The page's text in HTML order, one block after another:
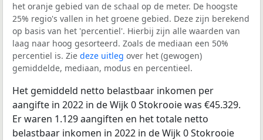
het oranje gebied van de schaal op de meter. De hoogste
25% regio's vallen in het groene gebied. Deze zijn berekend
op basis van het 'percentiel'. Hierbij zijn alle waarden van
laag naar hoog gesorteerd. Zoals de mediaan een 50%
percentiel is. Zie deze uitleg over het (gewogen)
gemiddelde, mediaan, modus en percentieel.
Het gemiddeld netto belastbaar inkomen per
aangifte in 2022 in de Wijk 0 Stokrooie was €45.329.
Er waren 1.129 aangiften en het totale netto
belastbaar inkomen in 2022 in de Wijk 0 Stokrooie